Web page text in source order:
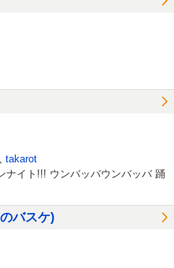
takarot
ナイト!!! ウンバッバウンバッバ 踊
バスケ)